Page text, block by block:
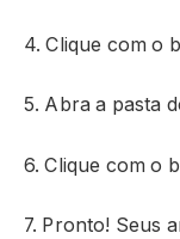
4. Clique com o
5. Abra a pasta
6. Clique com o
7. Pronto! Seus